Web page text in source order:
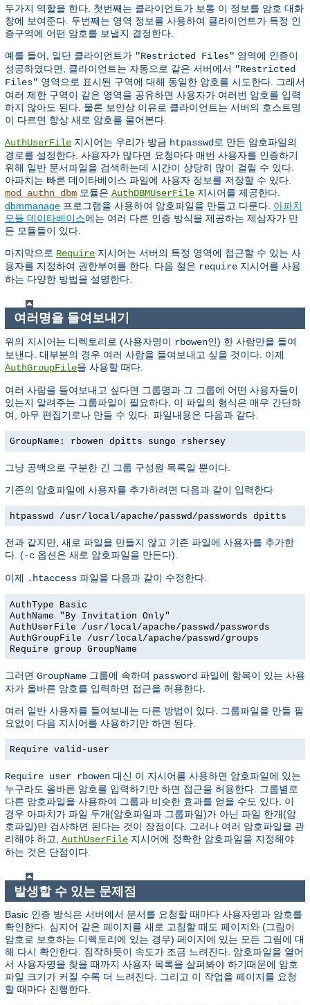
두가지 역할을 한다. 첫번째는 클라이언트가 보통 이 정보를 암호 대화
창에 보여준다. 두번째는 영역 정보를 사용하여 클라이언트가 특정 인
증구역에 어떤 암호를 보낼지 결정한다.
예를 들어, 일단 클라이언트가 "Restricted Files" 영역에 인증이
성공하였다면, 클라이언트는 자동으로 같은 서버에서 "Restricted
Files" 영역으로 표시된 구역에 대해 동일한 암호를 시도한다. 그래서
여러 제한 구역이 같은 영역을 공유하면 사용자가 여러번 암호를 입력
하지 않아도 된다. 물론 보안상 이유로 클라이언트는 서버의 호스트명
이 다르면 항상 새로 암호를 물어본다.
AuthUserFile 지시어는 우리가 방금 htpasswd 로 만든 암호파일의
경로를 설정한다. 사용자가 많다면 요청마다 매번 사용자를 인증하기
위해 일반 문서파일을 검색하는데 시간이 상당히 많이 걸릴 수 있다.
아파치는 빠른 데이타베이스 파일에 사용자 정보를 저장할 수 있다.
mod_authn_dbm 모듈은 AuthDBMUserFile 지시어를 제공한다.
dbmmanage 프로그램을 사용하여 암호파일을 만들고 다룬다. 아파치
모듈 데이타베이스에는 여러 다른 인증 방식을 제공하는 제삼자가 만
든 모듈들이 있다.
마지막으로 Require 지시어는 서버의 특정 영역에 접근할 수 있는 사
용자를 지정하여 권한부여를 한다. 다음 절은 require 지시어를 사용
하는 다양한 방법을 설명한다.
여러명을 들여보내기
위의 지시어는 디렉토리로 (사용자명이 rbowen인) 한 사람만을 들여
보낸다. 대부분의 경우 여러 사람을 들여보내고 싶을 것이다. 이제
AuthGroupFile을 사용할 때다.
여러 사람을 들여보내고 싶다면 그룹명과 그 그룹에 어떤 사용자들이
있는지 알려주는 그룹파일이 필요하다. 이 파일의 형식은 매우 간단하
여, 아무 편집기로나 만들 수 있다. 파일내용은 다음과 같다.
GroupName: rbowen dpitts sungo rshersey
그냥 공백으로 구분한 긴 그룹 구성원 목록일 뿐이다.
기존의 암호파일에 사용자를 추가하려면 다음과 같이 입력한다
htpasswd /usr/local/apache/passwd/passwords dpitts
전과 같지만, 새로 파일을 만들지 않고 기존 파일에 사용자를 추가한
다. (-c 옵션은 새로 암호파일을 만든다).
이제 .htaccess 파일을 다음과 같이 수정한다.
AuthType Basic
AuthName "By Invitation Only"
AuthUserFile /usr/local/apache/passwd/passwords
AuthGroupFile /usr/local/apache/passwd/groups
Require group GroupName
그러면 GroupName 그룹에 속하며 password 파일에 항목이 있는 사용
자가 올바른 암호를 입력하면 접근을 허용한다.
여러 일반 사용자를 들여보내는 다른 방법이 있다. 그룹파일을 만들 필
요없이 다음 지시어를 사용하기만 하면 된다.
Require valid-user
Require user rbowen 대신 이 지시어를 사용하면 암호파일에 있는
누구라도 올바른 암호를 입력하기만 하면 접근을 허용한다. 그룹별로
다른 암호파일을 사용하여 그룹과 비슷한 효과를 얻을 수도 있다. 이
경우 아파치가 파일 두개(암호파일과 그룹파일)가 아닌 파일 한개(암
호파일)만 검사하면 된다는 것이 장점이다. 그러나 여러 암호파일을 관
리해야 하고, AuthUserFile 지시어에 정확한 암호파일을 지정해야
하는 것은 단점이다.
발생할 수 있는 문제점
Basic 인증 방식은 서버에서 문서를 요청할 때마다 사용자명과 암호를
확인한다. 심지어 같은 페이지를 새로 고침할 때도 페이지와 (그림이
암호로 보호하는 디렉토리에 있는 경우) 페이지에 있는 모든 그림에 대
해 다시 확인한다. 짐작하듯이 속도가 조금 느려진다. 암호파일을 열어
서 사용자명을 찾을 때까지 사용자 목록을 살펴봐야 하기때문에 암호
파일 크기가 커질 수록 더 느려진다. 그리고 이 작업을 페이지를 요청
할 때마다 진행한다.